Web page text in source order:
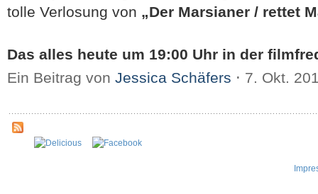
tolle Verlosung von „Der Marsianer / rettet
Das alles heute um 19:00 Uhr in der
Ein Beitrag von Jessica Schäfers ⋅ 7. Okt.